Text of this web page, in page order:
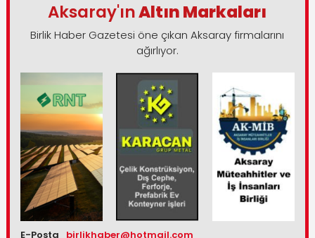
Aksaray'ınAltın Markaları
Birlik Haber Gazetesi öne çıkan Aksaray firmalarını
ağırlıyor.
E-Posta birlikhaber@hotmail.com